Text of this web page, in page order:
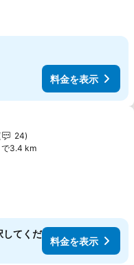
料金を表示
入りに追加
24
で3.4 km
してくだ
料金を表示